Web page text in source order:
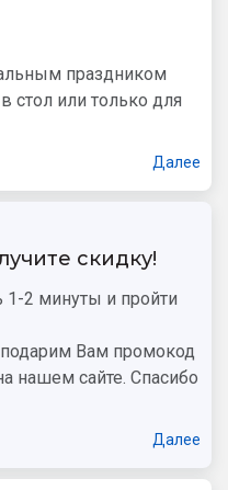
праздником
стол или только для
Далее
скидку!
2 минуты и пройти
Вам промокод
нашем сайте. Спасибо
Далее